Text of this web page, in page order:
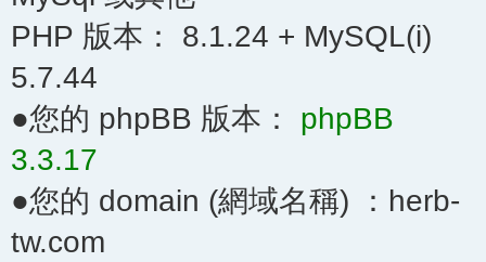
PHP 版本： 8.1.24 + MySQL(i)
5.7.44
●您的 phpBB 版本： phpBB
3.3.17
●您的 domain (網域名稱) ：herb-
tw.com